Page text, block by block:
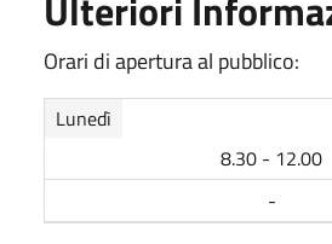
Orari di apertura al pubblico:
Lunedì
8.30 - 12.00
-